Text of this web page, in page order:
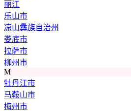
丽江
乐山市
凉山彝族自治州
娄底市
拉萨市
柳州市
M
牡丹江市
马鞍山市
梅州市